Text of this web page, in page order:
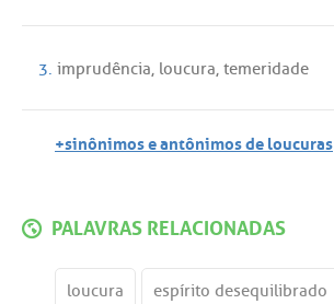
3. imprudência, loucura, temeridade
+sinônimos e antônimos de loucuras
PALAVRAS RELACIONADAS
loucura espírito desequilibrado